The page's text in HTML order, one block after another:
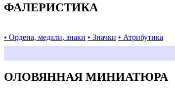
ФАЛЕРИСТИКА
• Ордена, медали, знаки • Значки • Атрибутика
ОЛОВЯННАЯ МИНИАТЮРА